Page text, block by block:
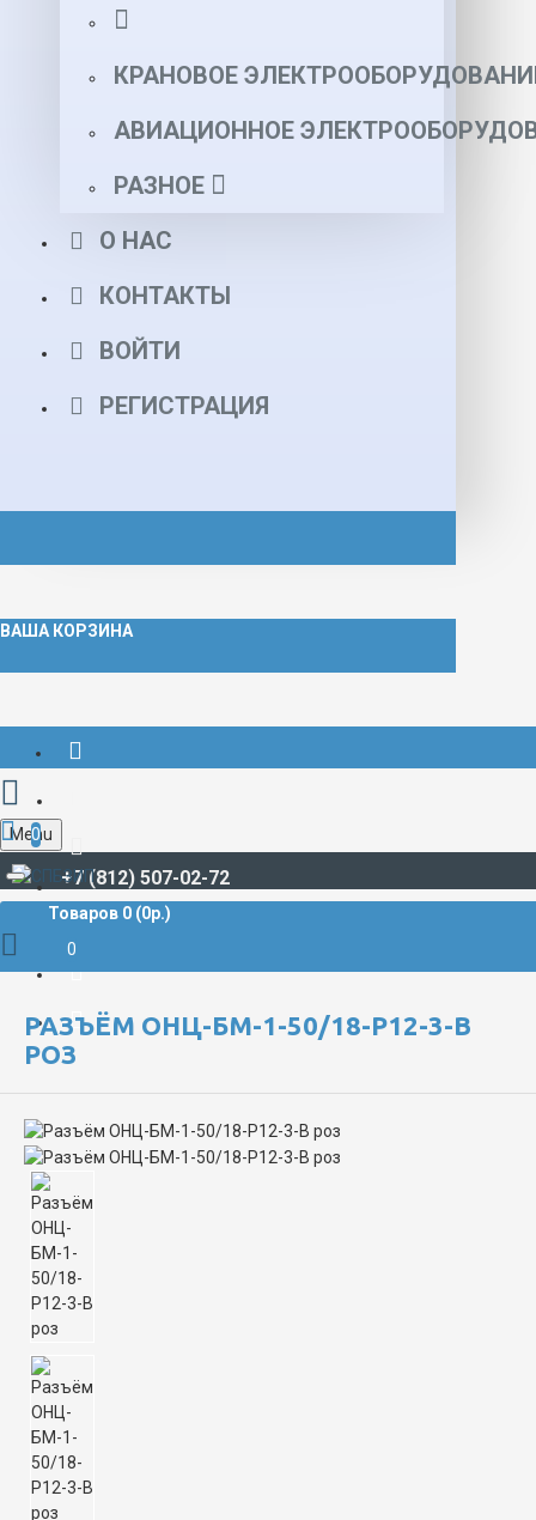
КРАНОВОЕ
АВИАЦИОННОЕ
РАЗНОЕ
О НАС
КОНТАКТЫ
ВОЙТИ
РЕГИСТРАЦИЯ
ВАША КОРЗИНА
+7 (812) 507-02-72
Menu
0
Товаров 0 (0р.)
0
РАЗЪЁМЫ СУДОВЫЕ
РАЗЪЁМ ОНЦ-БМ-1-50/18-Р12-3-В
РОЗ